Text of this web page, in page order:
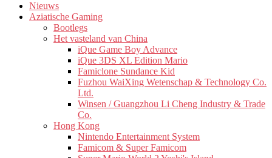
Nieuws
Aziatische Gaming
Bootlegs
Het vasteland van China
iQue Game Boy Advance
iQue 3DS XL Edition Mario
Famiclone Sundance Kid
Fuzhou WaiXing Wetenschap & Technology Co.
Ltd.
Winsen / Guangzhou Li Cheng Industry & Trade
Co.
Hong Kong
Nintendo Entertainment System
Famicom & Super Famicom